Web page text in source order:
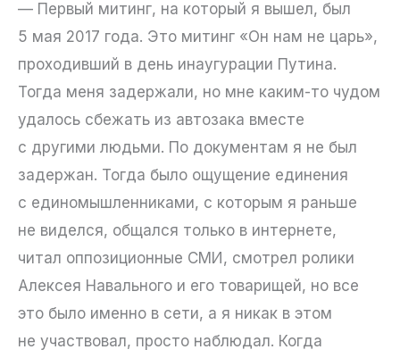
— Первый митинг, на который я вышел, был
5 мая 2017 года. Это митинг «Он нам не царь»,
проходивший в день инаугурации Путина.
Тогда меня задержали, но мне каким-то чудом
удалось сбежать из автозака вместе
с другими людьми. По документам я не был
задержан. Тогда было ощущение единения
с единомышленниками, с которым я раньше
не виделся, общался только в интернете,
читал оппозиционные СМИ, смотрел ролики
Алексея Навального и его товарищей, но все
это было именно в сети, а я никак в этом
не участвовал, просто наблюдал. Когда